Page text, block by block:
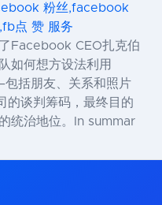
粉丝,facebook
点 赞 服务
Facebook CEO扎克伯
如何想方设法利用
括朋友、关系和照片
谈判筹码，最终目的
统治地位。In summar